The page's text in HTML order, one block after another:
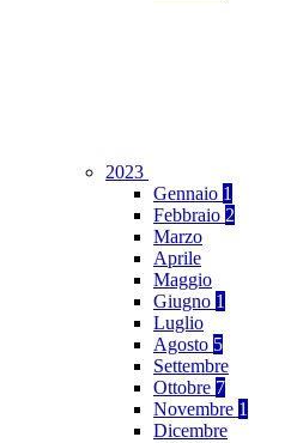
2023
Gennaio 1
Febbraio 2
Marzo
Aprile
Maggio
Giugno 1
Luglio
Agosto 5
Settembre
Ottobre 7
Novembre 1
Dicembre